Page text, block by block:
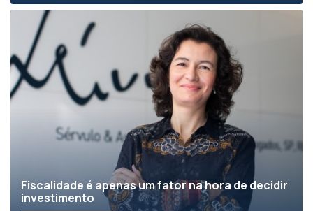
Fiscalidade é apenas um fator na hora de decidir
investimento